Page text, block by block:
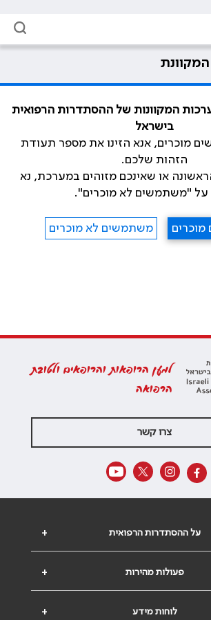
המקוונות של ההסתדרות הרפואית
בישראל
מוכרים, אנא הזינו את מספר תעודת
הזהות שלכם.
או שאינכם מזוהים במערכת, נא
על "משתמשים לא מוכרים".
משתמשים לא מוכרים
למען הרופאות והרופאים ולטובת
הרפואה
צרו קשר
+ על ההסתדרות הרפואית
+ פעולות מהירות
+ לוחות מידע